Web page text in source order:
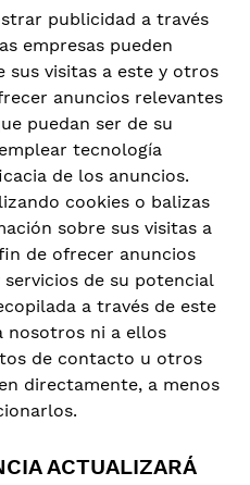
publicidad a través
empresas pueden
visitas a este y otros
anuncios relevantes
puedan ser de su
tecnología
de los anuncios.
cookies o balizas
sobre sus visitas a
de ofrecer anuncios
de su potencial
a través de este
nosotros ni a ellos
de contacto u otros
directamente, a menos
ACTUALIZARÁ